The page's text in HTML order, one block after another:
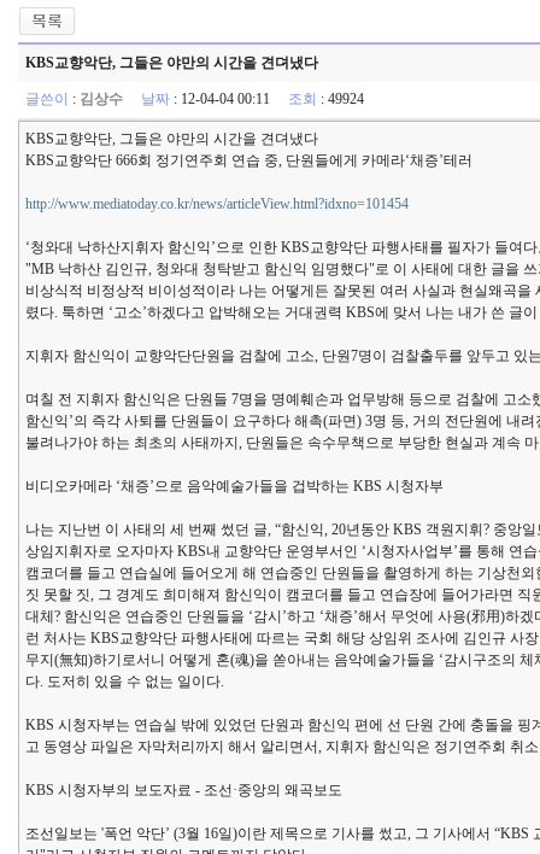
KBS교향악단, 그들은 야만의 시간을 견뎌냈다
글쓴이 : 김상수 날짜 : 12-04-04 00:11 조회 : 49924
KBS교향악단, 그들은 야만의 시간을 견뎌냈다
KBS교향악단 666회 정기연주회 연습 중, 단원들에게 카메라‘채증’테러
http://www.mediatoday.co.kr/news/articleView.html?idxno=101454
‘청와대 낙하산지휘자 함신익’으로 인한 KBS교향악단 파행사태를 필자가 들여
"MB 낙하산 김인규, 청와대 청탁받고 함신익 임명했다"로 이 사태에 대한 글을
비상식적 비정상적 비이성적이라 나는 어떻게든 잘못된 여러 사실과 현실왜곡
렸다. 툭하면 ‘고소’하겠다고 압박해오는 거대권력 KBS에 맞서 나는 내가 쓴
지휘자 함신익이 교향악단단원을 검찰에 고소, 단원7명이 검찰출두를 앞두고
며칠 전 지휘자 함신익은 단원들 7명을 명예훼손과 업무방해 등으로 검찰에 고
함신익’의 즉각 사퇴를 단원들이 요구하다 해촉(파면) 3명 등, 거의 전단원에 내
불려나가야 하는 최초의 사태까지, 단원들은 속수무책으로 부당한 현실과 계속
비디오카메라 ‘채증’으로 음악예술가들을 겁박하는 KBS 시청자부
나는 지난번 이 사태의 세 번째 썼던 글, “함신익, 20년동안 KBS 객원지휘? 중앙
상임지휘자로 오자마자 KBS내 교향악단 운영부서인 ‘시청자사업부’를 통해
캠코더를 들고 연습실에 들어오게 해 연습중인 단원들을 촬영하게 하는 기상천
짓 못할 짓, 그 경계도 희미해져 함신익이 캠코더를 들고 연습장에 들어가라면
대체? 함신익은 연습중인 단원들을 ‘감시’하고 ‘채증’해서 무엇에 사용(邪用)
런 처사는 KBS교향악단 파행사태에 따르는 국회 해당 상임위 조사에 김인규 사
무지(無知)하기로서니 어떻게 혼(魂)을 쏟아내는 음악예술가들을 ‘감시구조의
다. 도저히 있을 수 없는 일이다.
KBS 시청자부는 연습실 밖에 있었던 단원과 함신익 편에 선 단원 간에 충돌을
고 동영상 파일은 자막처리까지 해서 알리면서, 지휘자 함신익은 정기연주회 취
KBS 시청자부의 보도자료 - 조선·중앙의 왜곡보도
조선일보는 '폭언 악단’ (3월 16일)이란 제목으로 기사를 썼고, 그 기사에서